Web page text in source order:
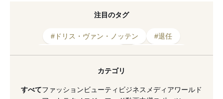
注目のタグ
#ドリス・ヴァン・ノッテン
#退任
#ベルギーカテゴリ
すべてファッションビューティ ビジネス メディアワールド